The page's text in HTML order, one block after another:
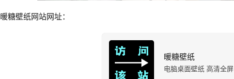
暖糖壁纸网站网址：
暖糖壁纸
电脑桌面壁纸 高清全屏